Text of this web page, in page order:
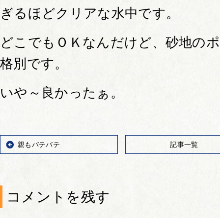
ぎるほどクリアな水中です。
どこでもＯＫなんだけど、砂地の
格別です。
いや～良かったぁ。
親もバテバテ 記事一覧
コメントを残す